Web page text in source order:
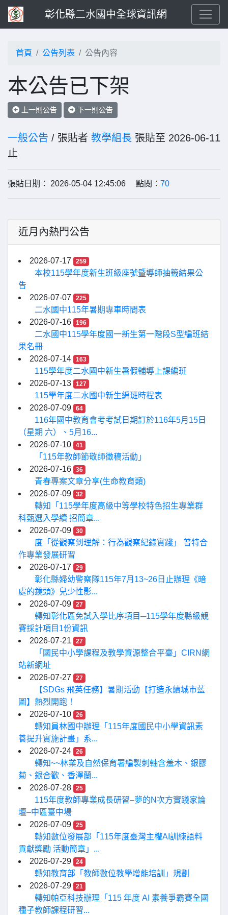
彰化縣二水國中全球資訊網
首頁 公告列表 公告內容
本公告已下架
上一則公告 下一則公告
一般公告 / 張貼者 教學組長 張貼至 2026-06-11
止
張貼日期： 2026-05-04 12:45:06 點閱： 70
近月內熱門公告
2026-07-17 259
本校115學年度新生班級座號暨導師抽籤結果公
告
2026-07-07
225
二水國中115年暑期專車時間表
2026-07-16
196
二水國中115學年度國一新生第一階段S型編班結
果名冊
2026-07-14
163
115學年度二水國中新生暑假輔導上課編班
2026-07-13
127
115學年度二水國中新生編班時程表
2026-07-09
64
116年國中教育會考考試日期訂於116年5月15日
（星期 六）、5月16...
2026-07-10
41
「115年教師節敬師徵稿活動」
2026-07-16
36
青春專案文章分享(生命教育類)
2026-07-09
32
轉知「115學年度高級中等學校特色招生專業群
科甄選入學續 招簡章...
2026-07-09
30
度「從觀察到理解：行為觀察紀錄實踐」 普特合
作專業發展研習
2026-07-17
29
彰化縣婦幼警察隊115年7月13~26日止辦理《暗
處的鏡頭》兒少性影...
2026-07-09
27
轉知彰化區免試入學比序項目─115學年度縣級競
賽採計項目1份資訊
2026-07-21
27
「國民中小學課程及教學資源整合平臺」CIRN網
站新網址
2026-07-27
27
【SDGs 飛英任務】暑期活動【打造永續城市藍
圖】熱烈開跑！
2026-07-10
26
轉知員林國中辦理「115年度國民中小學資訊素
養提升實施計畫」系...
2026-07-24
26
轉知~~林業及自然保育署編製刺軸含羞木、銀膠
菊、銀合歡、香澤蘭...
2026-07-28
25
115年度教師專業成長研習–夢的N次方實踐家論
壇–中區臺中場
2026-07-09
25
轉知數位發展部「115年度臺灣主權AI訓練語料
貢獻獎勵 活動簡章」...
2026-07-29
24
轉知教育部「教師數位教學增能培訓」規劃
2026-07-29
21
轉知帕亞科技辦理「115 年度 AI 素養爭霸賽全國
種子教師課程研習...